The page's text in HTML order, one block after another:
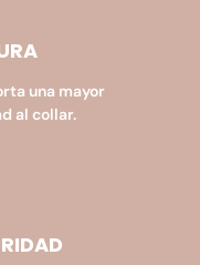
una mayor
al collar.